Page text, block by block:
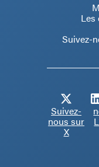
Les
Suivez-
Suivez-
nous sur
X